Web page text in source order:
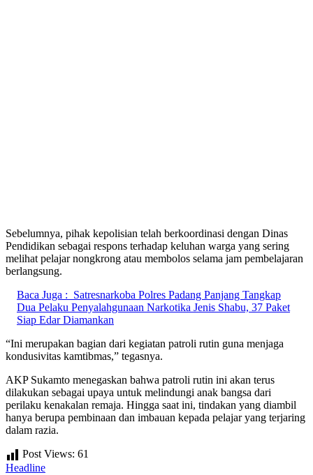
Sebelumnya, pihak kepolisian telah berkoordinasi dengan Dinas
Pendidikan sebagai respons terhadap keluhan warga yang sering
melihat pelajar nongkrong atau membolos selama jam pembelajaran
berlangsung.
Baca Juga : Satresnarkoba Polres Padang Panjang Tangkap
Dua Pelaku Penyalahgunaan Narkotika Jenis Shabu, 37 Paket
Siap Edar Diamankan
“Ini merupakan bagian dari kegiatan patroli rutin guna menjaga
kondusivitas kamtibmas,” tegasnya.
AKP Sukamto menegaskan bahwa patroli rutin ini akan terus
dilakukan sebagai upaya untuk melindungi anak bangsa dari
perilaku kenakalan remaja. Hingga saat ini, tindakan yang diambil
hanya berupa pembinaan dan imbauan kepada pelajar yang terjaring
dalam razia.
Post Views: 61
Headline